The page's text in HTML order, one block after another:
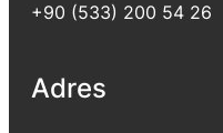
+90 (533) 200 54 26
Adres